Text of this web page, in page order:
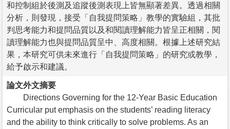
和控制組於後測及追蹤後測表現上皆無顯著差異。透過相關
分析，則發現，接受「自我提問策略」教學的實驗組，其批
判思考能力和提問品質以及和閱讀理解能力皆呈正相關，閱
讀理解能力也與提問品質呈中、高度相關。根據上述研究結
果，本研究可供未來進行「自我提問策略」的研究或教學，
給予啟示和建議。
論文外文摘要
Directions Governing for the 12-Year Basic Education
Curricular put emphasis on the students’ reading literacy
and the ability to think critically to solve problems. As an